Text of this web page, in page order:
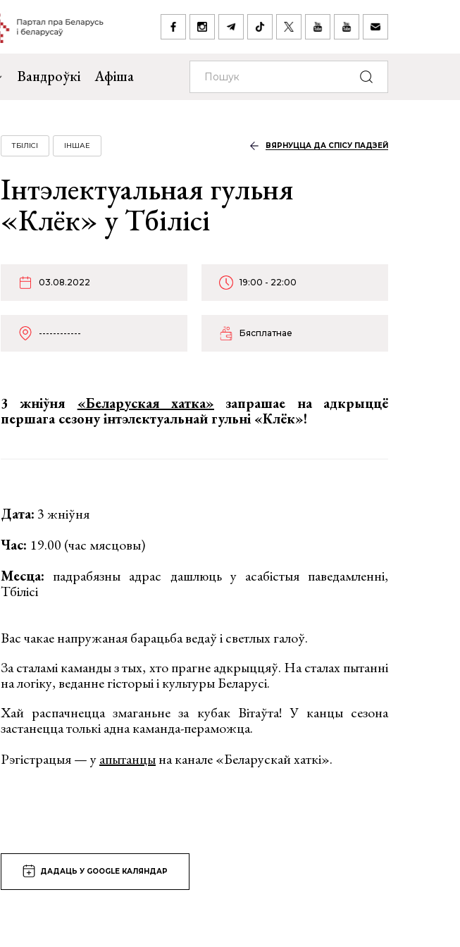
Вандроўкі Афіша
ТБІЛІСІ ІНШАЕ ВЯРНУЦЦА ДА СПІСУ ПАДЗЕЙ
Інтэлектуальная гульня
«Клёк» у Тбілісі
03.08.2022 19:00 - 22:00
------------ Бясплатнае
3 жніўня «Беларуская хатка» запрашае на адкрыццё
першага сезонуінтэлектуальнай гульні «Клёк»!
Дата: 3 жніўня
Час: 19.00 (час мясцовы)
Месца: падрабязны адрас дашлюць у асабістыя паведамленні,
Тбілісі
Вас чакае напружаная барацьба ведаў і светлых галоў.
За сталамі каманды з тых, хто прагне адкрыццяў. На сталах пытанні
на логіку, веданне гісторыі і культуры Беларусі.
Хай распачнецца змаганьне за кубак Вітаўта! У канцы сезона
застанецца толькі адна каманда-пераможца.
Рэгістрацыя — уапытанцына канале «Беларускай хаткі».
ДАДАЦЬ У GOOGLE КАЛЯНДАР